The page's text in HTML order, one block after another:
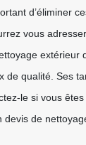
d’éliminer
vous
extérieur
de qualité. Ses
le si vous
de